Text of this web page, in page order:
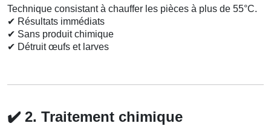
Technique consistant à chauffer les pièces à plus de 55°C.
✔ Résultats immédiats
✔ Sans produit chimique
✔ Détruit œufs et larves
✔️ 2. Traitement chimique